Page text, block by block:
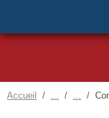
Accueil